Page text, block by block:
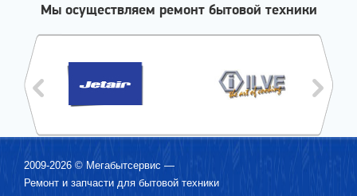
Мы осуществляем ремонт бытовой техники
2009-2026 © Мегабытсервис —
Ремонт и запчасти для бытовой техники